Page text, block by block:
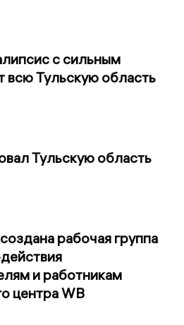
с сильным
всю Тульскую область
Тульскую область
рабочая группа
и работникам
центра WB